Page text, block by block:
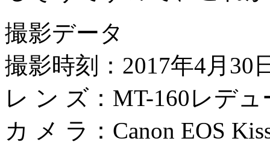
撮影データ
撮影時刻：2017年4月30
レ ン ズ：MT-160レデ
カ メ ラ：Canon EOS